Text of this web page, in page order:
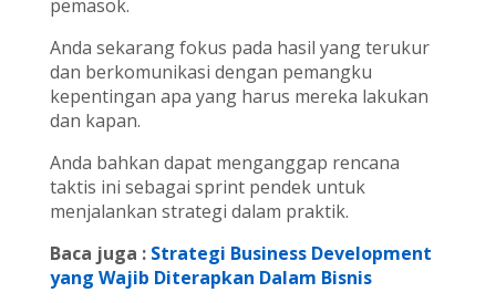
pemasok.
Anda sekarang fokus pada hasil yang terukur
dan berkomunikasi dengan pemangku
kepentingan apa yang harus mereka lakukan
dan kapan.
Anda bahkan dapat menganggap rencana
taktis ini sebagai sprint pendek untuk
menjalankan strategi dalam praktik.
Baca juga : Strategi Business Development
yang Wajib Diterapkan Dalam Bisnis